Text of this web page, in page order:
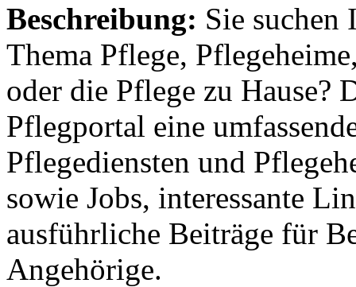
Beschreibung: Sie suchen
Thema Pflege,
oder die Pflege zu Hause?
Pflegportal eine
Pflegediensten und
sowie Jobs, interessante
ausführliche Beiträge für
Angehörige.